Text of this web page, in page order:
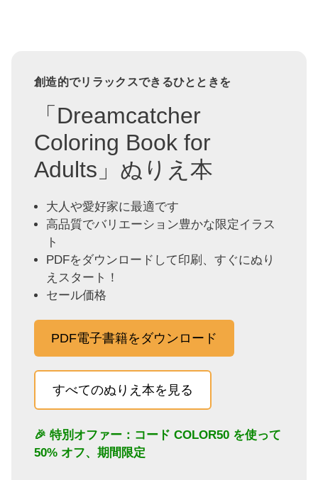
創造的でリラックスできるひとときを
「Dreamcatcher
Coloring Book for
Adults」ぬりえ本
大人や愛好家に最適です
高品質でバリエーション豊かな限定イラス
ト
PDFをダウンロードして印刷、すぐにぬり
えスタート！
セール価格
PDF電子書籍をダウンロード
すべてのぬりえ本を見る
🎉 特別オファー：コード COLOR50 を使って
50% オフ、期間限定